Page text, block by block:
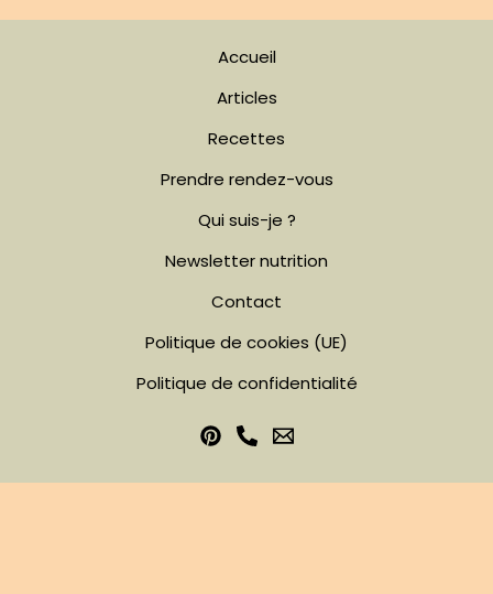
Accueil
Articles
Recettes
Prendre rendez-vous
Qui suis-je ?
Newsletter nutrition
Contact
Politique de cookies (UE)
Politique de confidentialité